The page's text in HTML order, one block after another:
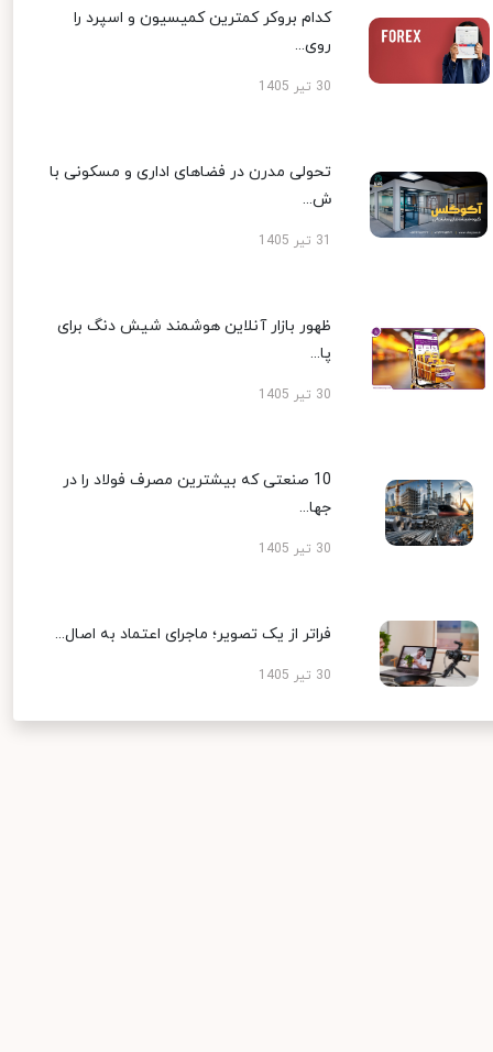
کدام بروکر کمترین کمیسیون و اسپرد را
روی...
30 تیر 1405
تحولی مدرن در فضاهای اداری و مسکونی با
ش...
ظهور بازار آنلاین هوشمند شیش دنگ برای
پا...
30 تیر 1405
10 صنعتی که بیشترین مصرف فولاد را در
جها...
30 تیر 1405
فراتر از یک تصویر؛ ماجرای اعتماد به اصال...
30 تیر 1405